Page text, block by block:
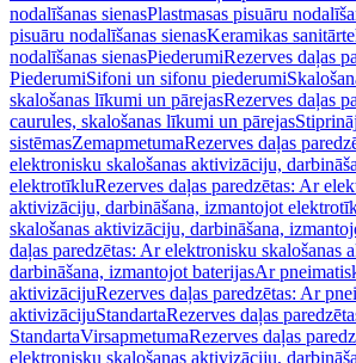
nodalīšanas sienasPlastmasas pisuāru
pisuāru nodalīšanas sienasKeramikas
nodalīšanas sienasPiederumiRezerves daļas
PiederumiSifoni un sifonu piederumi
skalošanas līkumi un pārejasRezerves daļas
caurules, skalošanas līkumi un pārejas
sistēmasZemapmetumaRezerves daļas
elektronisku skalošanas aktivizāciju,
elektrotīkluRezerves daļas paredzētas: Ar
aktivizāciju, darbināšana, izmantojot
skalošanas aktivizāciju, darbināšana,
daļas paredzētas: Ar elektronisku skalošanas
darbināšana, izmantojot baterijasAr
aktivizācijuRezerves daļas paredzētas: Ar
aktivizācijuStandartaRezerves daļas
StandartaVirsapmetumaRezerves daļas
elektronisku skalošanas aktivizāciju,